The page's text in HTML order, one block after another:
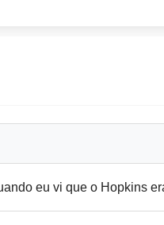
eu vi que o Hopkins